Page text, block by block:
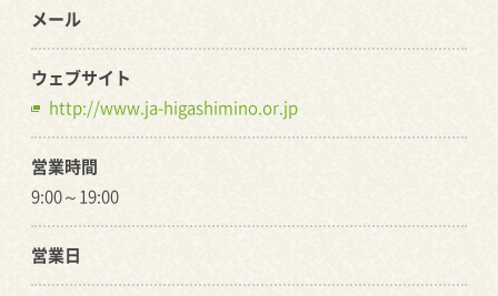
メール
ウェブサイト
http://www.ja-higashimino.or.jp
営業時間
9:00～19:00
営業日